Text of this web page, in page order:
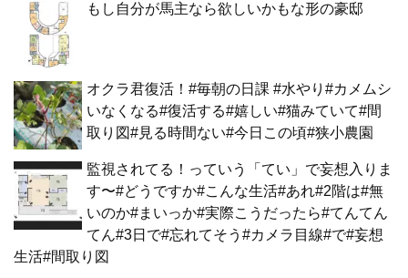
もし自分が馬主なら欲しいかもな形の豪邸
オクラ君復活！#毎朝の日課 #水やり#カメムシ
いなくなる#復活する#嬉しい#猫みていて#間
取り図#見る時間ない#今日この頃#狭小農園
監視されてる！っていう「てい」で妄想入りま
す〜#どうですか#こんな生活#あれ#2階は#無
いのか#まいっか#実際こうだったら#てんてん
てん#3日で#忘れてそう#カメラ目線#で#妄想
生活#間取り図